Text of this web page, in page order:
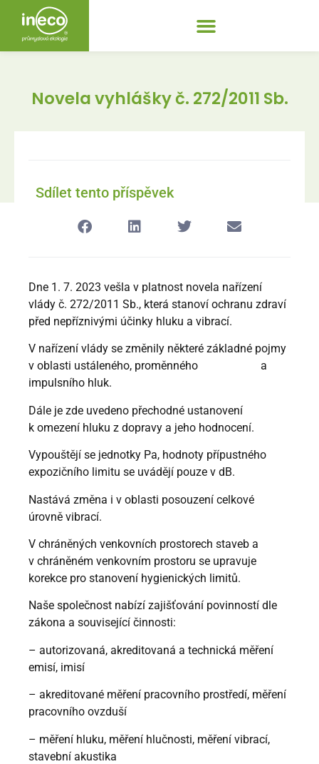
Novela vyhlášky č. 272/2011 Sb.
Sdílet tento příspěvek
Dne 1. 7. 2023 vešla v platnost novela nařízení
vlády č. 272/2011 Sb., která stanoví ochranu zdraví
před nepříznivými účinky hluku a vibrací.
V nařízení vlády se změnily některé základné pojmy
v oblasti ustáleného, proměnného a
impulsního hluk.
Dále je zde uvedeno přechodné ustanovení
k omezení hluku z dopravy a jeho hodnocení.
Vypouštějí se jednotky Pa, hodnoty přípustného
expozičního limitu se uvádějí pouze v dB.
Nastává změna i v oblasti posouzení celkové
úrovně vibrací.
V chráněných venkovních prostorech staveb a
v chráněném venkovním prostoru se upravuje
korekce pro stanovení hygienických limitů.
Naše společnost nabízí zajišťování povinností dle
zákona a související činnosti:
– autorizovaná, akreditovaná a technická měření
emisí, imisí
– akreditované měření pracovního prostředí, měření
pracovního ovzduší
– měření hluku, měření hlučnosti, měření vibrací,
stavební akustika